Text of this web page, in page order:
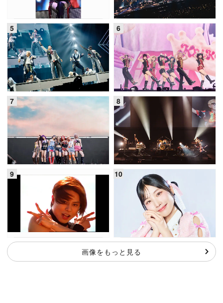
画像をもっと見る